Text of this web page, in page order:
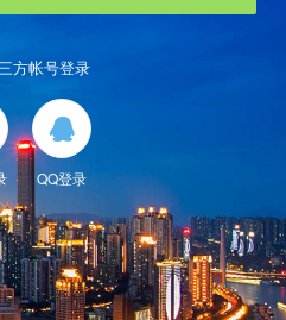
方帐号登录

QQ登录